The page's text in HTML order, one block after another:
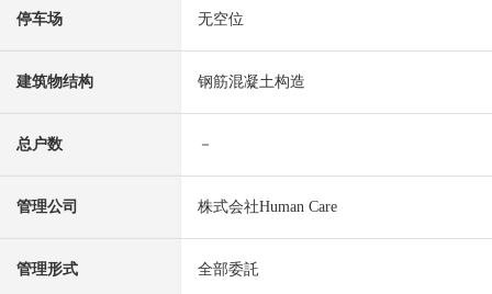
停车场 无空位
建筑物结构 钢筋混凝土构造
总户数 －
管理公司 株式会社Human Care
管理形式 全部委託